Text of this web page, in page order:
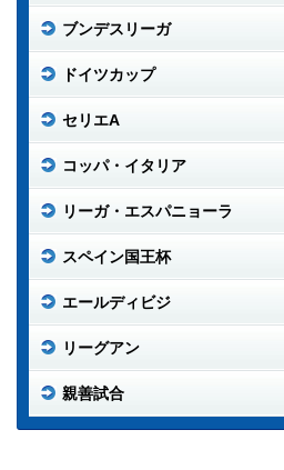
ブンデスリーガ
ドイツカップ
セリエA
コッパ・イタリア
リーガ・エスパニョーラ
スペイン国王杯
エールディビジ
リーグアン
親善試合